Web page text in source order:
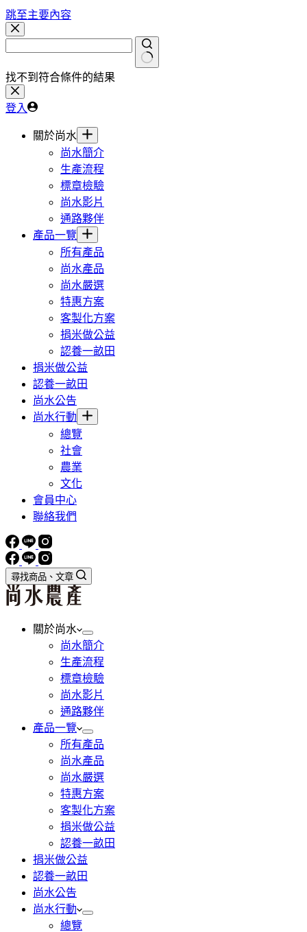
跳至主要內容
找不到符合條件的結果
登入
關於尚水
尚水簡介
生產流程
標章檢驗
尚水影片
通路夥伴
產品一覽
所有產品
尚水產品
尚水嚴選
特惠方案
客製化方案
捐米做公益
認養一畝田
捐米做公益
認養一畝田
尚水公告
尚水行動
總覽
社會
農業
文化
會員中心
聯絡我們
尋找商品、文章
關於尚水
尚水簡介
生產流程
標章檢驗
尚水影片
通路夥伴
產品一覽
所有產品
尚水產品
尚水嚴選
特惠方案
客製化方案
捐米做公益
認養一畝田
捐米做公益
認養一畝田
尚水公告
尚水行動
總覽